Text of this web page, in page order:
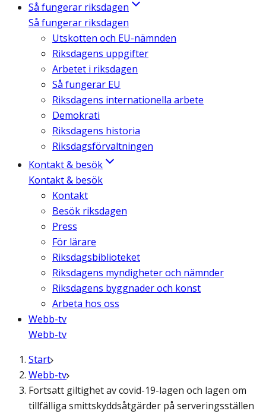
Så fungerar riksdagen
Så fungerar riksdagen
Utskotten och EU-nämnden
Riksdagens uppgifter
Arbetet i riksdagen
Så fungerar EU
Riksdagens internationella arbete
Demokrati
Riksdagens historia
Riksdagsförvaltningen
Kontakt & besök
Kontakt & besök
Kontakt
Besök riksdagen
Press
För lärare
Riksdagsbiblioteket
Riksdagens myndigheter och nämnder
Riksdagens byggnader och konst
Arbeta hos oss
Webb-tv
Webb-tv
Start
Webb-tv
Fortsatt giltighet av covid-19-lagen och lagen om
tillfälliga smittskyddsåtgärder på serveringsställen